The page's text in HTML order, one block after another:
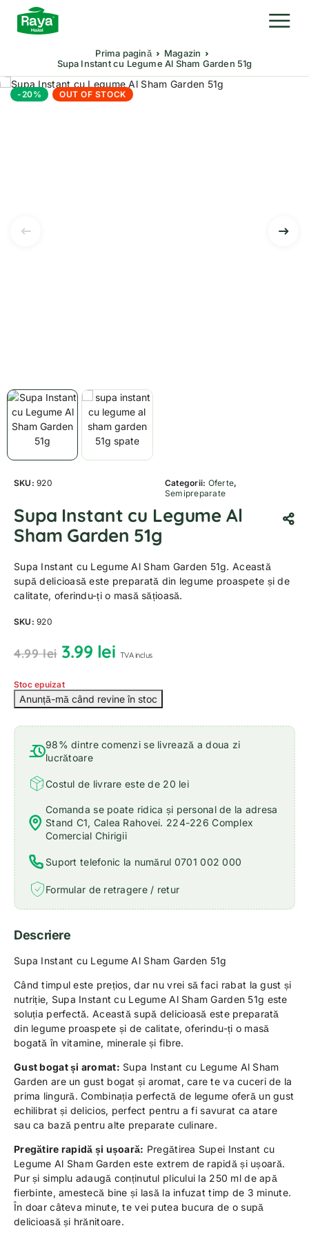
Prima pagină
Magazin
Supa Instant cu Legume Al Sham Garden 51g
-20% OUT OF STOCK
SKU:920 Categorii: Oferte,
Semipreparate
Supa Instant cu Legume Al
Sham Garden 51g
Supa Instant cu Legume Al Sham Garden 51g. Această
supă delicioasă este preparată din legume proaspete și de
calitate, oferindu-ți o masă sățioasă.
SKU:920
4.99lei 3.99 lei TVA inclus
Stoc epuizat
98% dintre comenzi se livrează a doua zi
lucrătoare
Costul de livrare este de 20 lei
Comanda se poate ridica și personal de la adresa
Stand C1, Calea Rahovei. 224-226 Complex
Comercial Chirigii
Suport telefonic la numărul 0701 002 000
Formular de retragere / retur
Descriere
Supa Instant cu Legume Al Sham Garden 51g
Când timpul este prețios, dar nu vrei să faci rabat la gust și
nutriție, Supa Instant cu Legume Al Sham Garden 51g este
soluția perfectă. Această supă delicioasă este preparată
din legume proaspete și de calitate, oferindu-ți o masă
bogată în vitamine, minerale și fibre.
Gust bogat și aromat: Supa Instant cu Legume Al Sham
Garden are un gust bogat și aromat, care te va cuceri de la
prima lingură. Combinația perfectă de legume oferă un gust
echilibrat și delicios, perfect pentru a fi savurat ca atare
sau ca bază pentru alte preparate culinare.
Pregătire rapidă și ușoară: Pregătirea Supei Instant cu
Legume Al Sham Garden este extrem de rapidă și ușoară.
Pur și simplu adaugă conținutul plicului la 250 ml de apă
fierbinte, amestecă bine și lasă la infuzat timp de 3 minute.
În doar câteva minute, te vei putea bucura de o supă
delicioasă și hrănitoare.